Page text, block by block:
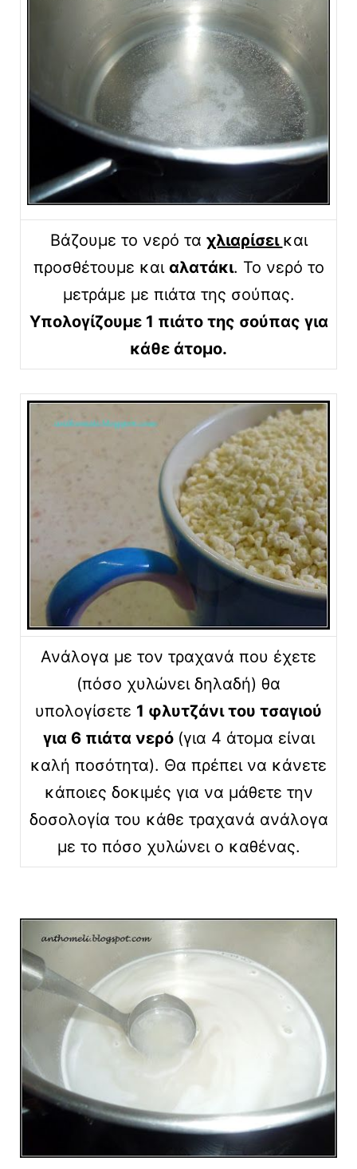
Βάζουμε το νερό τα χλιαρίσει και
προσθέτουμε και αλατάκι. Το νερό το
μετράμε με πιάτα της σούπας.
Υπολογίζουμε 1 πιάτο της σούπας για
κάθε άτομο.
Ανάλογα με τον τραχανά που έχετε
(πόσο χυλώνει δηλαδή) θα
υπολογίσετε 1 φλυτζάνι του τσαγιού
για 6 πιάτα νερό (για 4 άτομα είναι
καλή ποσότητα). Θα πρέπει να κάνετε
κάποιες δοκιμές για να μάθετε την
δοσολογία του κάθε τραχανά ανάλογα
με το πόσο χυλώνει ο καθένας.